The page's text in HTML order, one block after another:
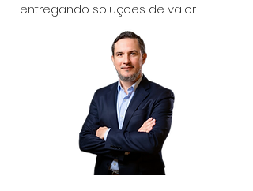
entregando soluções de valor.